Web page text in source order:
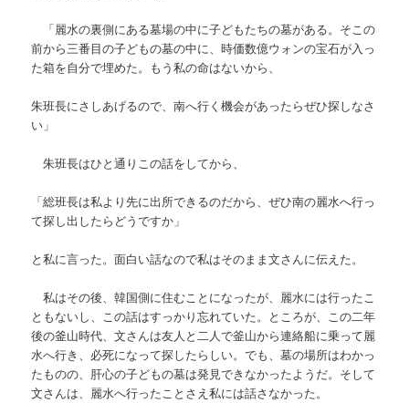
「麗水の裏側にある墓場の中に子どもたちの墓がある。そこの
前から三番目の子どもの墓の中に、時価数億ウォンの宝石が入っ
た箱を自分で埋めた。もう私の命はないから、
朱班長にさしあげるので、南へ行く機会があったらぜひ探しなさ
い」
朱班長はひと通りこの話をしてから、
「総班長は私より先に出所できるのだから、ぜひ南の麗水へ行っ
て探し出したらどうですか」
と私に言った。面白い話なので私はそのまま文さんに伝えた。
私はその後、韓国側に住むことになったが、麗水には行ったこ
ともないし、この話はすっかり忘れていた。ところが、この二年
後の釜山時代、文さんは友人と二人で釜山から連絡船に乗って麗
水へ行き、必死になって探したらしい。でも、墓の場所はわかっ
たものの、肝心の子どもの墓は発見できなかったようだ。そして
文さんは、麗水へ行ったことさえ私には話さなかった。